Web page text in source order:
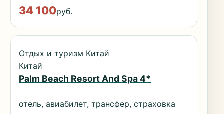
34 100руб.
Отдых и туризм Китай
Китай
Palm Beach Resort And Spa 4*
отель, авиабилет, трансфер, страховка